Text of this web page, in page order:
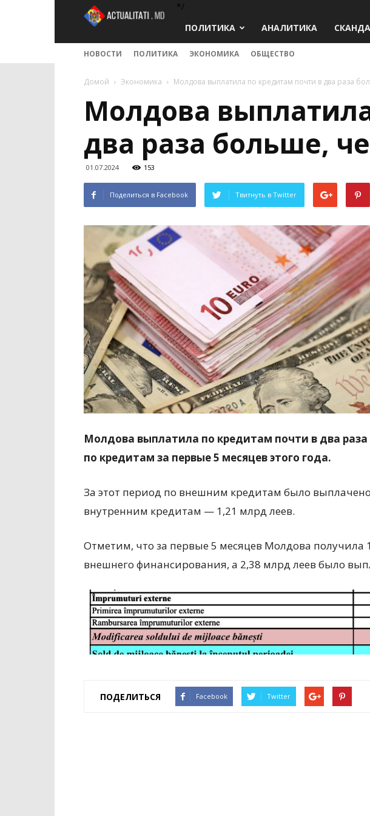
*/
ПОЛИТИКА
АНАЛИТИКА
НОВОСТИ ПОЛИТИКА ЭКОНОМИКА ОБЩЕСТВО
Домой Экономика Молдова выплатила по кредитам почти в два раза
Молдова
два раза больше,
01.07.2024 153
Поделиться в Facebook Твитнуть в Twitter
Молдова выплатила по кредитам почти в два
по кредитам за первые 5 месяцев этого года.
За этот период по внешним кредитам было
внутренним кредитам — 1,21 млрд леев.
Отметим, что за первые 5 месяцев Молдова получила
внешнего финансирования, а 2,38 млрд леев было
ПОДЕЛИТЬСЯ Facebook Twitter